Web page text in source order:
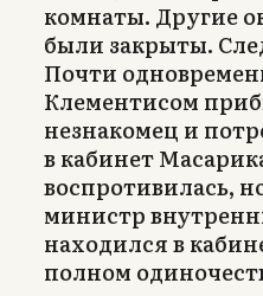
комнаты. Другие
были закрыты.
Почти
Клементисом
незнакомец и
в кабинет
воспротивилась,
министр
находился в
полном